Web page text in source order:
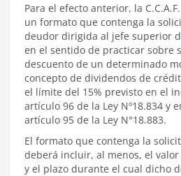
Para el efecto anterior, la
un formato que contenga la
deudor dirigida al jefe superior
en el sentido de practicar sobre
descuento de un determinado
concepto de dividendos de
el límite del 15% previsto en el
artículo 96 de la Ley Nº18.834 y
artículo 95 de la Ley N°18.883.
El formato que contenga la
deberá incluir, al menos, el valor
y el plazo durante el cual dicho